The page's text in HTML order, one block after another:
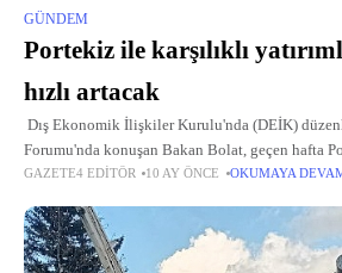
GÜNDEM
Portekiz ile karşılıklı
hızlı artacak
Dış Ekonomik İlişkiler Kurulu'nda (DEİK)
Forumu'nda konuşan Bakan Bolat, geçen hafta
müteahhitlik heyeti gönderdiklerini anımsatarak,
GAZETE4 EDITÖR 10 AY ÖNCE OKUMAYA